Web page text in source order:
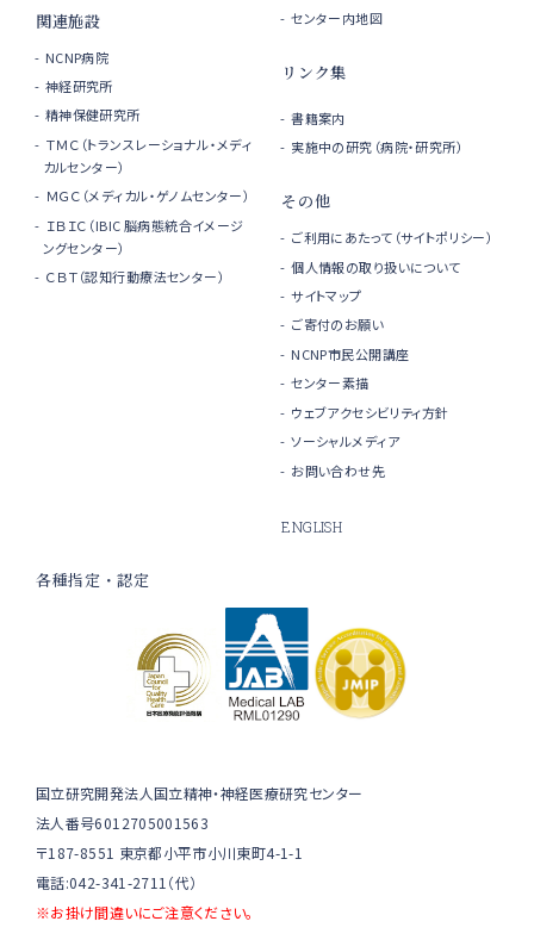
関連施設
NCNP病院
神経研究所
精神保健研究所
ＴＭＣ（トランスレーショナル・メディ
カルセンター）
ＭＧＣ（メディカル・ゲノムセンター）
ＩＢＩＣ（IBIC 脳病態統合イメージ
ングセンター）
ＣＢＴ（認知行動療法センター）
センター内地図
リンク集
書籍案内
実施中の研究（病院・研究所）
その他
ご利用にあたって（サイトポリシー）
個人情報の取り扱いについて
サイトマップ
ご寄付のお願い
NCNP市民公開講座
センター素描
ウェブアクセシビリティ方針
ソーシャルメディア
お問い合わせ先
ENGLISH
各種指定・認定
国立研究開発法人国立精神・神経医療研究センター
法人番号6012705001563
〒187-8551 東京都小平市小川東町4-1-1
電話:042-341-2711（代）
※お掛け間違いにご注意ください。